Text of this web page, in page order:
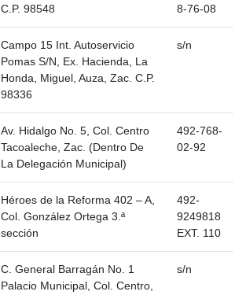
C.P. 98548
8-76-08
Campo 15 Int. Autoservicio
Pomas S/N, Ex. Hacienda, La
Honda, Miguel, Auza, Zac. C.P.
98336
s/n
Av. Hidalgo No. 5, Col. Centro
Tacoaleche, Zac. (Dentro De
La Delegación Municipal)
492-768-
02-92
Héroes de la Reforma 402 – A,
Col. González Ortega 3.ª
sección
492-
9249818
EXT. 110
C. General Barragán No. 1
Palacio Municipal, Col. Centro,
s/n